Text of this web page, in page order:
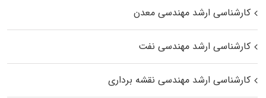
کارشناسی ارشد مهندسی معدن
کارشناسی ارشد مهندسی نفت
کارشناسی ارشد مهندسی نقشه برداری